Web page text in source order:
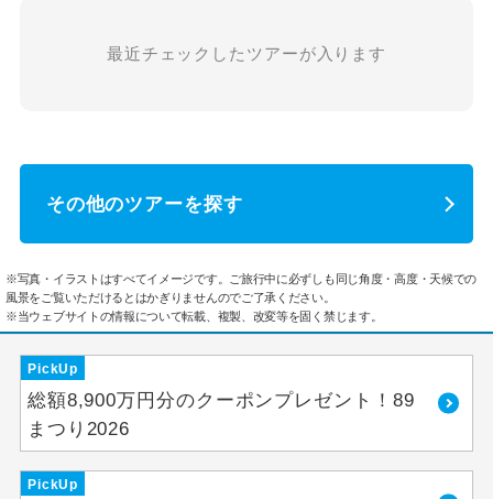
最近チェックしたツアーが入ります
その他のツアーを探す
※写真・イラストはすべてイメージです。ご旅行中に必ずしも同じ角度・高度・天候での
風景をご覧いただけるとはかぎりませんのでご了承ください。
※当ウェブサイトの情報について転載、複製、改変等を固く禁じます。
PickUp
総額8,900万円分のクーポンプレゼント！89
まつり2026
PickUp